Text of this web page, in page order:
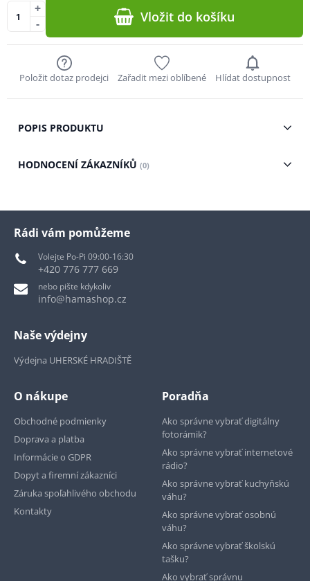
-
+ Vložit do košíku
Položit dotaz prodejci Zařadit mezi oblíbené Hlídat dostupnost
POPIS PRODUKTU
HODNOCENÍ ZÁKAZNÍKŮ (0)
Rádi vám pomůžeme
Volejte Po-Pi 09:00-16:30
+420 776 777 669
nebo pište kdykoliv
info@hamashop.cz
Naše výdejny
Výdejna UHERSKÉ HRADIŠTĚ
O nákupe
Obchodné podmienky
Doprava a platba
Informácie o GDPR
Dopyt a firemní zákazníci
Záruka spoľahlivého obchodu
Kontakty
Poradňa
Ako správne vybrať digitálny
fotorámik?
Ako správne vybrať internetové
rádio?
Ako správne vybrať kuchyňskú
váhu?
Ako správne vybrať osobnú
váhu?
Ako správne vybrať školskú
tašku?
Ako vybrať správnu